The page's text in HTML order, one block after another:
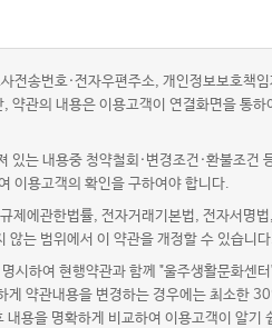
전송번호·전자우편주소, 개인정보보호책임
관의 내용은 이용고객이 연결화면을 통하
는 내용중 청약철회·변경조건·환불조건
이용고객의 확인을 구하여야 합니다.
제에관한법률, 전자거래기본법, 전자서명
는 범위에서 이 약관을 개정할 수 있습니
시하여 현행약관과 함께 "울주생활문화센
약관내용을 변경하는 경우에는 최소한 30
용을 명확하게 비교하여 이용고객이 알기